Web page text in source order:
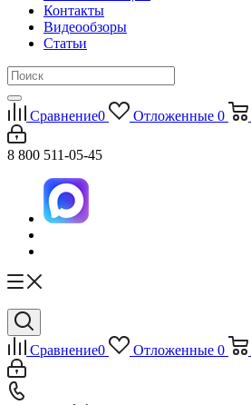
Контакты
Видеообзоры
Статьи
Сравнение0 Отложенные 0
8 800 511-05-45
Сравнение0 Отложенные 0